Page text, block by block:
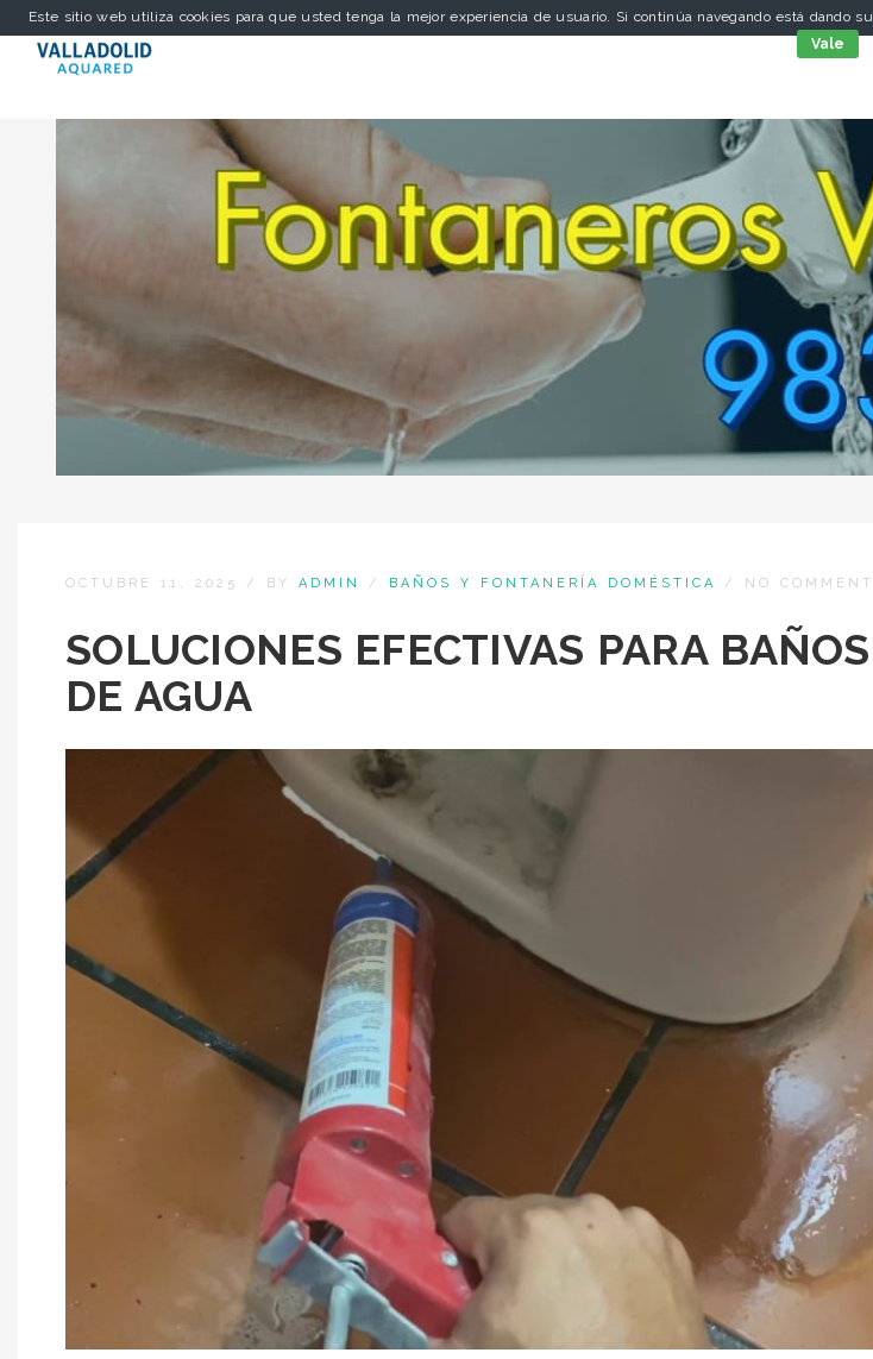
OCTUBRE 11, 2025 / BY ADMIN / BAÑOS Y FONTANERÍA DOMÉSTICA / NO
SOLUCIONES EFECTIVAS PARA
DE AGUA
Este sitio web utiliza cookies para que usted tenga la mejor experiencia de usuario. Si continúa navegando está dando
Vale